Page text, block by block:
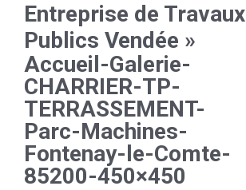
Entreprise de Travaux
Publics Vendée »
Accueil-Galerie-
CHARRIER-TP-
TERRASSEMENT-
Parc-Machines-
Fontenay-le-Comte-
85200-450×450